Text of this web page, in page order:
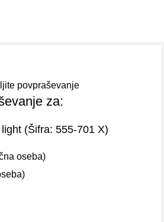
povpraševanje
za:
(Šifra: 555-701 X)
oseba)